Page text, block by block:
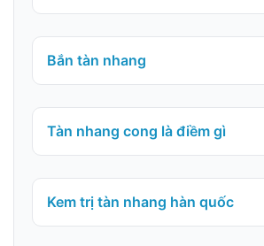
Bắn tàn nhang
Tàn nhang cong là điềm gì
Kem trị tàn nhang hàn quốc